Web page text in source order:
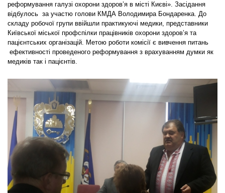
реформування галузі охорони здоров’я в місті Києві». Засідання
відбулось за участю голови КМДА Володимира Бондаренка. До
складу робочої групи ввійшли практикуючі медики, представники
Київської міської профспілки працівників охорони здоров’я та
пацієнтських організацій. Метою роботи комісії є вивчення питань
ефективності проведеного реформування з врахуванням думки як
медиків так і пацієнтів.